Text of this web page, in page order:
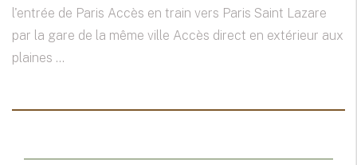
l'entrée de Paris Accès en train vers Paris Saint Lazare
par la gare de la même ville Accès direct en extérieur aux
plaines ...